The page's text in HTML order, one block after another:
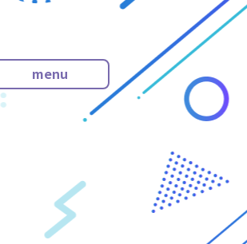
menu
・会社トップ
・採用情報
・お問い合わせ